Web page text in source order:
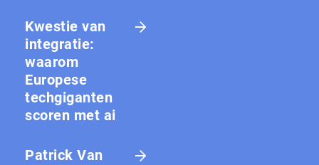
Kwestie van
integratie:
waarom
Europese
techgiganten
scoren met ai
Patrick Van